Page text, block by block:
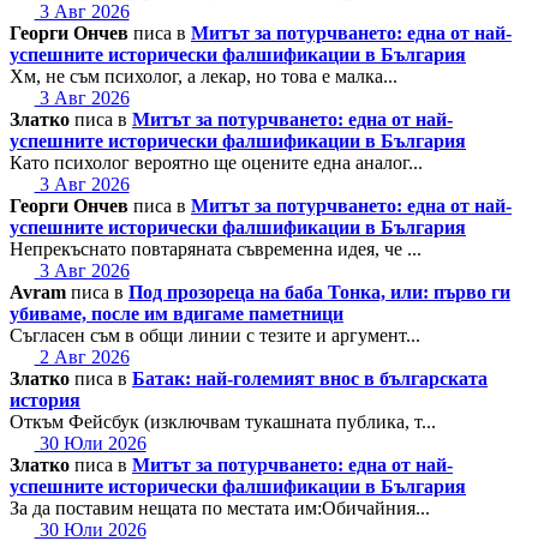
3 Авг 2026
Георги Ончев писа в Митът за потурчването: една от най-
успешните исторически фалшификации в България
Хм, не съм психолог, а лекар, но това е малка...
3 Авг 2026
Златко писа в Митът за потурчването: една от най-
успешните исторически фалшификации в България
Като психолог вероятно ще оцените една аналог...
3 Авг 2026
Георги Ончев писа в Митът за потурчването: една от най-
успешните исторически фалшификации в България
Непрекъснато повтаряната съвременна идея, че ...
3 Авг 2026
Avram писа в Под прозореца на баба Тонка, или: първо ги
убиваме, после им вдигаме паметници
Съгласен съм в общи линии с тезите и аргумент...
2 Авг 2026
Златко писа в Батак: най-големият внос в българската
история
Откъм Фейсбук (изключвам тукашната публика, т...
30 Юли 2026
Златко писа в Митът за потурчването: една от най-
успешните исторически фалшификации в България
За да поставим нещата по местата им:Обичайния...
30 Юли 2026